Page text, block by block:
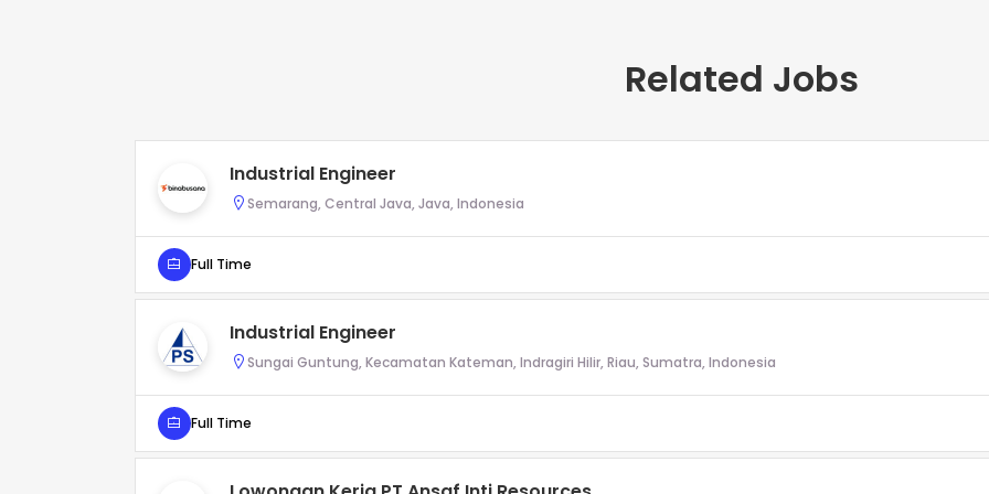
Related Jobs
Industrial Engineer
Semarang, Central Java, Java, Indonesia
Full Time
Industrial Engineer
Sungai Guntung, Kecamatan Kateman, Indragiri Hilir, Riau, Sumatra, Indonesia
Full Time